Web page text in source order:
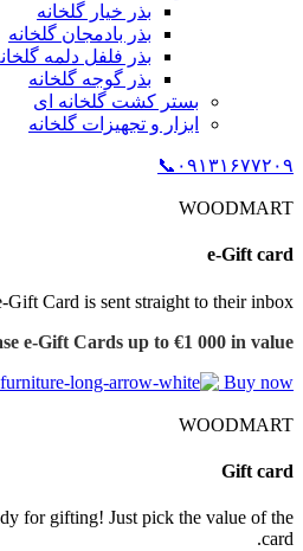
بذر خیار گلخانه
بذر بادمجان گلخانه
بذر فلفل دلمه
بذر گوجه گلخانه
بستر کشت گلخانه ای
ابزار و تجهیزات گلخانه
۰۹۱۳۱۶۷۷۲۰۹📞
WOODMART
e-Gift card
Gift Card is sent straight to their inbox!
e-Gift Cards up to €1 000 in value.
Buy now
WOODMART
Gift card
for gifting! Just pick the value of the
card.